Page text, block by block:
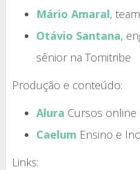
Mário Amaral,
Otávio Santana,
sênior na Tomitribe
Produção e conteúdo:
Alura Cursos online
Caelum Ensino e
Links: